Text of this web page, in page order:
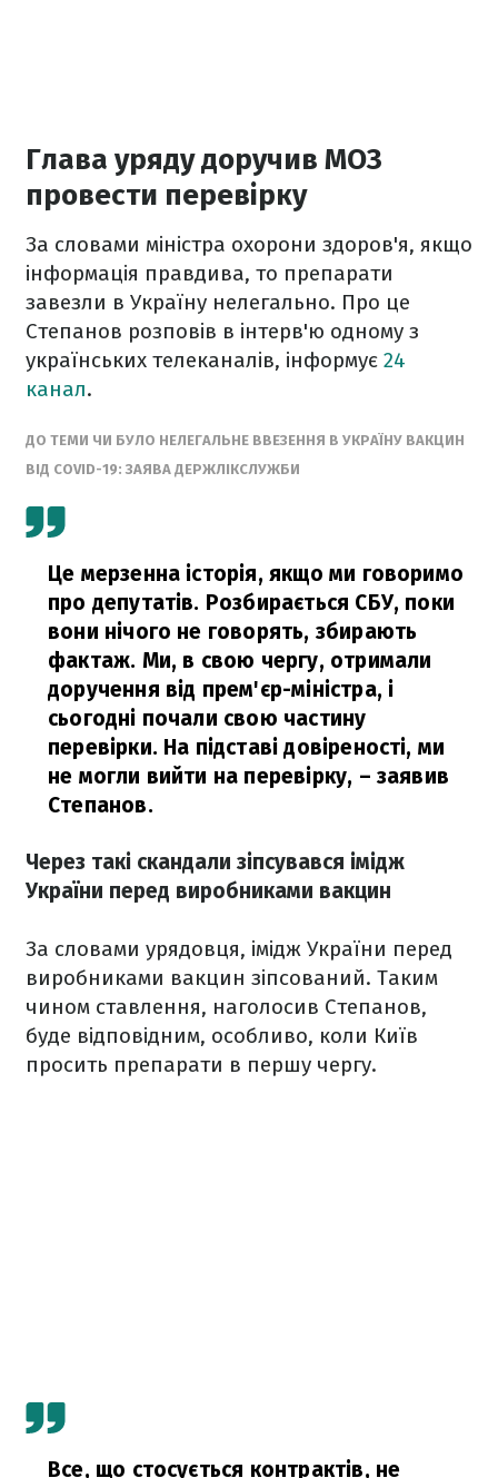
Глава уряду доручив МОЗ
провести перевірку
За словами міністра охорони здоров'я, якщо
інформація правдива, то препарати
завезли в Україну нелегально. Про це
Степанов розповів в інтерв'ю одному з
українських телеканалів, інформує 24
канал.
ДО ТЕМИ ЧИ БУЛО НЕЛЕГАЛЬНЕ ВВЕЗЕННЯ В УКРАЇНУ ВАКЦИН
ВІД COVID-19: ЗАЯВА ДЕРЖЛІКСЛУЖБИ
Це мерзенна історія, якщо ми говоримо
про депутатів. Розбирається СБУ, поки
вони нічого не говорять, збирають
фактаж. Ми, в свою чергу, отримали
доручення від прем'єр-міністра, і
сьогодні почали свою частину
перевірки. На підставі довіреності, ми
не могли вийти на перевірку, – заявив
Степанов.
Через такі скандали зіпсувався імідж
України перед виробниками вакцин
За словами урядовця, імідж України перед
виробниками вакцин зіпсований. Таким
чином ставлення, наголосив Степанов,
буде відповідним, особливо, коли Київ
просить препарати в першу чергу.
Все, що стосується контрактів, не